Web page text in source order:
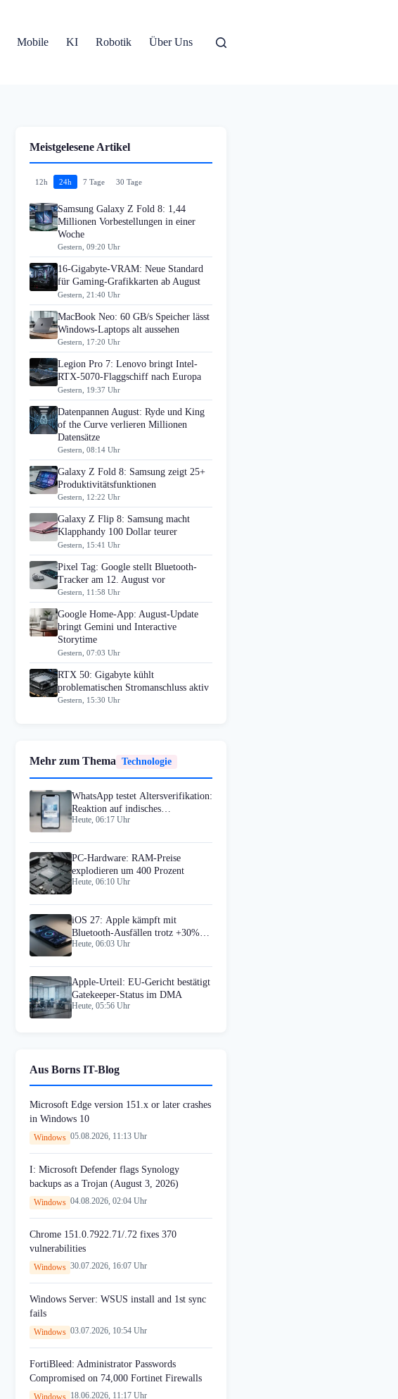
Mobile KI Robotik Über Uns
Meistgelesene Artikel
12h 24h 7 Tage 30 Tage
Samsung Galaxy Z Fold 8: 1,44
Millionen Vorbestellungen in einer
Woche
Gestern, 09:20 Uhr
16-Gigabyte-VRAM: Neue Standard
für Gaming-Grafikkarten ab August
Gestern, 21:40 Uhr
MacBook Neo: 60 GB/s Speicher lässt
Windows-Laptops alt aussehen
Gestern, 17:20 Uhr
Legion Pro 7: Lenovo bringt Intel-
RTX-5070-Flaggschiff nach Europa
Gestern, 19:37 Uhr
Datenpannen August: Ryde und King
of the Curve verlieren Millionen
Datensätze
Gestern, 08:14 Uhr
Galaxy Z Fold 8: Samsung zeigt 25+
Produktivitätsfunktionen
Gestern, 12:22 Uhr
Galaxy Z Flip 8: Samsung macht
Klapphandy 100 Dollar teurer
Gestern, 15:41 Uhr
Pixel Tag: Google stellt Bluetooth-
Tracker am 12. August vor
Gestern, 11:58 Uhr
Google Home-App: August-Update
bringt Gemini und Interactive
Storytime
Gestern, 07:03 Uhr
RTX 50: Gigabyte kühlt
problematischen Stromanschluss aktiv
Gestern, 15:30 Uhr
Mehr zum Thema Technologie
WhatsApp testet Altersverifikation:
Reaktion auf indisches
Datenschutzgesetz
Heute, 06:17 Uhr
PC-Hardware: RAM-Preise
explodieren um 400 Prozent
Heute, 06:10 Uhr
iOS 27: Apple kämpft mit
Bluetooth-Ausfällen trotz +30%
Speed
Heute, 06:03 Uhr
Apple-Urteil: EU-Gericht bestätigt
Gatekeeper-Status im DMA
Heute, 05:56 Uhr
Aus Borns IT-Blog
Microsoft Edge version 151.x or later crashes
in Windows 10
Windows 05.08.2026, 11:13 Uhr
I: Microsoft Defender flags Synology
backups as a Trojan (August 3, 2026)
Windows 04.08.2026, 02:04 Uhr
Chrome 151.0.7922.71/.72 fixes 370
vulnerabilities
Windows 30.07.2026, 16:07 Uhr
Windows Server: WSUS install and 1st sync
fails
Windows 03.07.2026, 10:54 Uhr
FortiBleed: Administrator Passwords
Compromised on 74,000 Fortinet Firewalls
18.06.2026, 11:17 Uhr